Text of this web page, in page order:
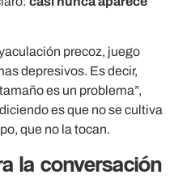
precoz, juego
depresivos. Es decir,
es un problema”,
es que no se cultiva
que no la tocan.
la conversación